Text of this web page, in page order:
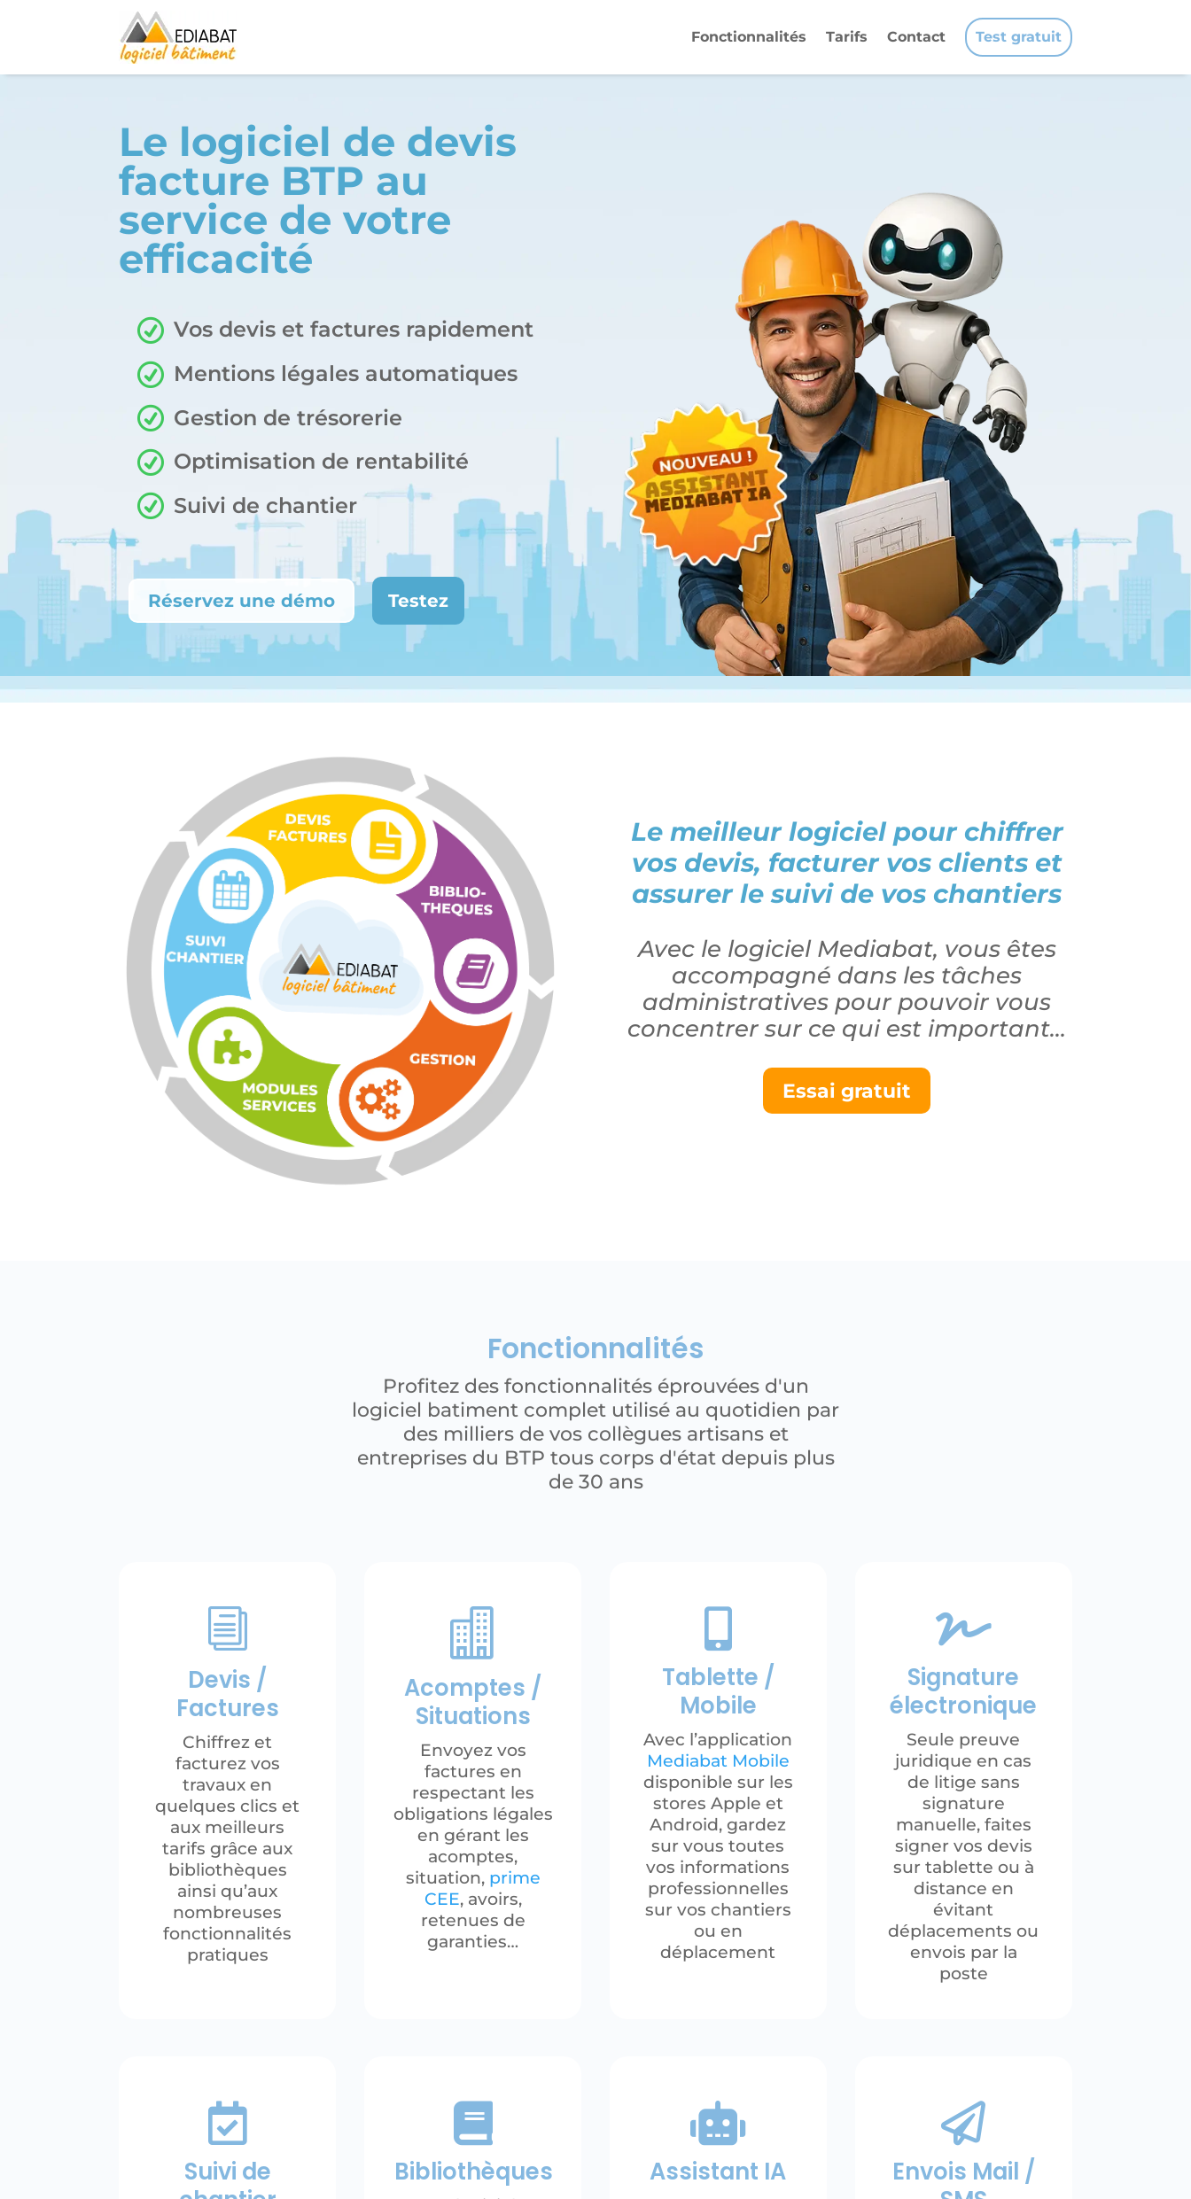
Fonctionnalités Tarifs Contact Test gratuit
Le logiciel de devis
facture BTP au
service de votre
efficacité
Vos devis et factures rapidement
Mentions légales automatiques
Gestion de trésorerie
Optimisation de rentabilité
Suivi de chantier
Réservez une démo Testez
Le meilleur logiciel pour chiffrer
vos devis, facturer vos clients et
assurer le suivi de vos chantiers
Avec le logiciel Mediabat, vous êtes
accompagné dans les tâches
administratives pour pouvoir vous
concentrer sur ce qui est important…
Essai gratuit
Fonctionnalités
Profitez des fonctionnalités éprouvées d'un
logiciel batiment complet utilisé au quotidien par
des milliers de vos collègues artisans et
entreprises du BTP tous corps d'état depuis plus
de 30 ans
i
Devis /
Factures
Chiffrez et
facturez vos
travaux en
quelques clics et
aux meilleurs
tarifs grâce aux
bibliothèques
ainsi qu’aux
nombreuses
fonctionnalités
pratiques

Acomptes /
Situations
Envoyez vos
factures en
respectant les
obligations légales
en gérant les
acomptes,
situation, prime
CEE, avoirs,
retenues de
garanties…

Tablette /
Mobile
Avec l’application
Mediabat Mobile
disponible sur les
stores Apple et
Android, gardez
sur vous toutes
vos informations
professionnelles
sur vos chantiers
ou en
déplacement

Signature
électronique
Seule preuve
juridique en cas
de litige sans
signature
manuelle, faites
signer vos devis
sur tablette ou à
distance en
évitant
déplacements ou
envois par la
poste

Suivi de

Bibliothèques

Assistant IA

Envois Mail /